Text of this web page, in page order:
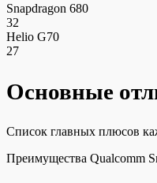
Snapdragon 680
32
Helio G70
27
Основные
Список главных плюсов
Преимущества Qualcomm